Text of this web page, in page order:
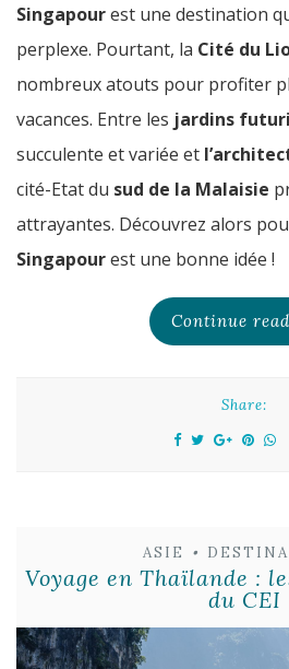
Singapourest une destination
perplexe. Pourtant, la Cité du
nombreux atouts pour profiter
vacances. Entre les jardins
succulente et variée et
cité-Etat du sud de la Malaisie
attrayantes. Découvrez alors
Singapourest une bonne idée !
Continue
Share:
ASIE •
Voyage en Thaïlande :
du CEI